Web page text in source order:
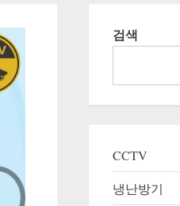
검색
CCTV
냉난방기